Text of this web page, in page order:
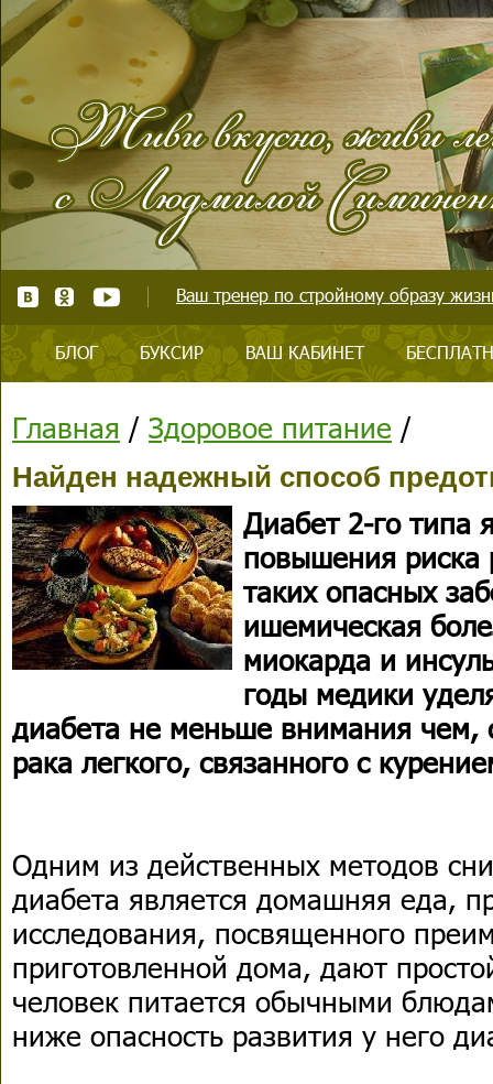
Ваш тренер по стройному образу
БЛОГ БУКСИР ВАШ КАБИНЕТ
Главная / Здоровое питание /
Найден надежный способ
Диабет 2-го типа
повышения риска
таких опасных
ишемическая
миокарда и
годы медики
диабета не меньше внимания чем,
рака легкого, связанного с
Одним из действенных методов
диабета является домашняя еда,
исследования, посвященного
приготовленной дома, дают
человек питается обычными
ниже опасность развития у него